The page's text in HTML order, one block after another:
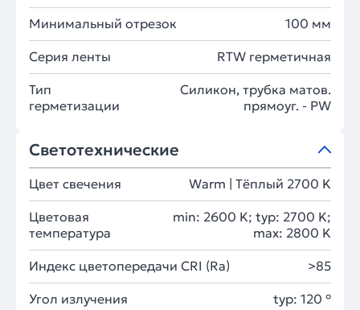
Минимальный отрезок 100 мм
Серия ленты RTW герметичная
Тип
герметизации
Силикон, трубка матов.
прямоуг. - PW
Светотехнические
Цвет свечения Warm | Тёплый 2700 K
Цветовая
температура
min: 2600 K; typ: 2700 K;
max: 2800 K
Индекс цветопередачи CRI (Ra) >85
Угол излучения typ: 120 °